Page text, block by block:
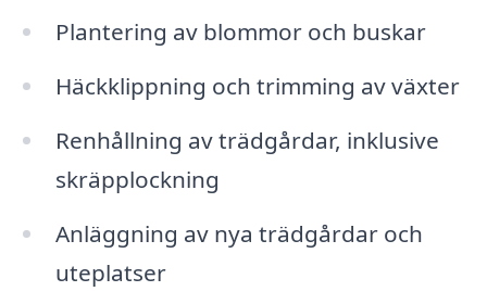
Plantering av blommor och buskar
Häckklippning och trimming av växter
Renhållning av trädgårdar, inklusive
skräpplockning
Anläggning av nya trädgårdar och
uteplatser